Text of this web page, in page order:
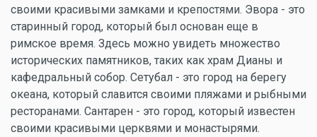
своими красивыми замками и крепостями. Эвора - это
старинный город, который был основан еще в
римское время. Здесь можно увидеть множество
исторических памятников, таких как храм Дианы и
кафедральный собор. Сетубал - это город на берегу
океана, который славится своими пляжами и рыбными
ресторанами. Сантарен - это город, который известен
своими красивыми церквями и монастырями.